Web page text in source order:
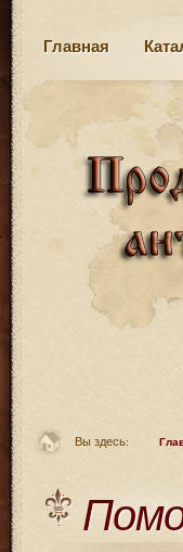
Главная
Вы здесь: